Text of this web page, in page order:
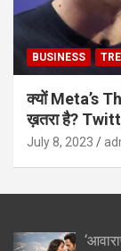
BUSINESS
क्यों Meta’s
ख़तरा है?
July 8, 2023